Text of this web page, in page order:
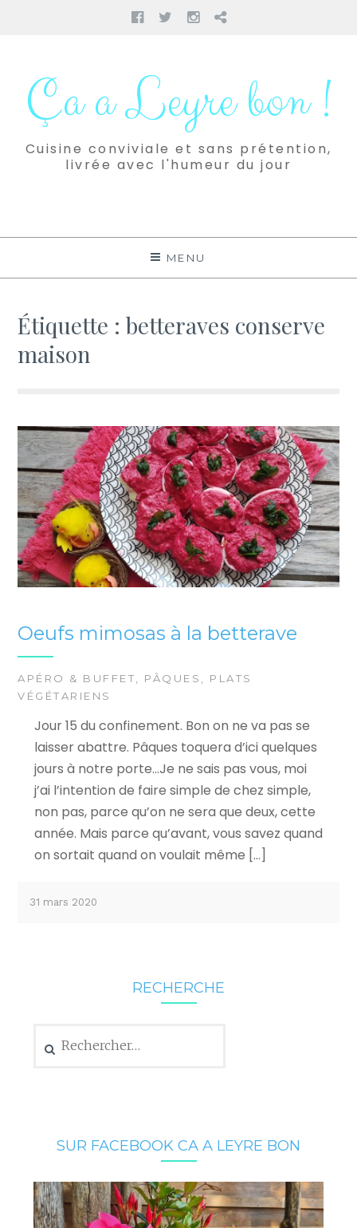
Facebook
TwitterInstagram
Pinterest
contenuÇa a Leyre bon !
Cuisine conviviale et sans prétention,
livrée avec l'humeur du jour
MENU
Étiquette :betteraves conserve
maison
Oeufs mimosas à la betterave
APÉRO & BUFFET, PÂQUES , PLATS
VÉGÉTARIENS
Jour 15 du confinement. Bon on ne va pas se
laisser abattre. Pâques toquera d’ici quelques
jours à notre porte…Je ne sais pas vous, moi
j’ai l’intention de faire simple de chez simple,
non pas, parce qu’on ne sera que deux, cette
année. Mais parce qu’avant, vous savez quand
on sortait quand on voulait même […]
31 mars 2020
RECHERCHE
SUR FACEBOOK CA A LEYRE BON